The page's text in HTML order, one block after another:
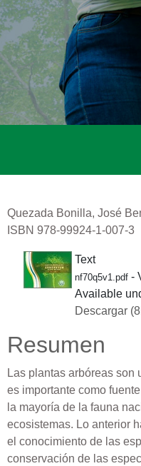
Quezada Bonilla, José
ISBN 978-99924-1-007-3
Text
nf70q5v1.pdf -
Available
Descargar
Resumen
Las plantas arbóreas
es importante como
la mayoría de la fauna
ecosistemas. Lo anterior
el conocimiento de las
conservación de las